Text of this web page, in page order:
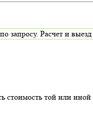
Расчет и выезд
стоимость той или иной